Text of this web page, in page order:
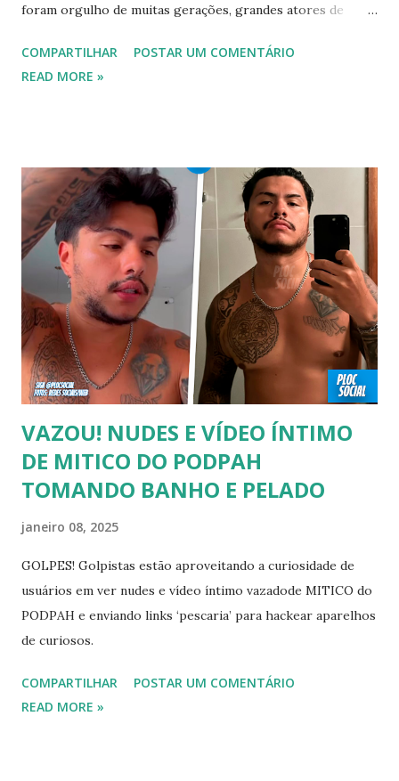
foram orgulho de muitas gerações, grandes atores de
foram gays, bissexuais ou algo mais. 20 GAYS IDOSOS •
FAMOSOS GAYS QUE SAIRAM DO ARMÁRIO E SE
00:04 Abertura do vídeo: 00:15 AVISO 00:18 Não é
recomendado “retirar alguém do armário”, sexualidade e
tempo é algo particular de cada indivíduo, cabendo somente
a ele sair ou não. As pessoas mencionadas nesse vídeo
escolheram ser públicas e antes deste TODAS já tiveram a
sexualidade exposta. MAIORES DE 60 ANOS Tuca Andrada
00:41 Famosos foi flagrado beijando outro homem no
carnaval do Rio Alexandre Frota 00:56 Ator se diz hetero,
mas fez filmes com tr...
COMPARTILHAR
POSTAR UM COMENTÁRIO
READ MORE »
VAZOU! NUDES E VÍDEO ÍNTIMO
DE MITICO DO PODPAH
TOMANDO BANHO E PELADO
janeiro 08, 2025
GOLPES! Golpistas estão aproveitando a curiosidade de
usuários em ver nudes e vídeo íntimo vazadode MITICO do
PODPAH e enviando links ‘pescaria’ para hackear aparelhos
de curiosos.
COMPARTILHAR
POSTAR UM COMENTÁRIO
READ MORE »